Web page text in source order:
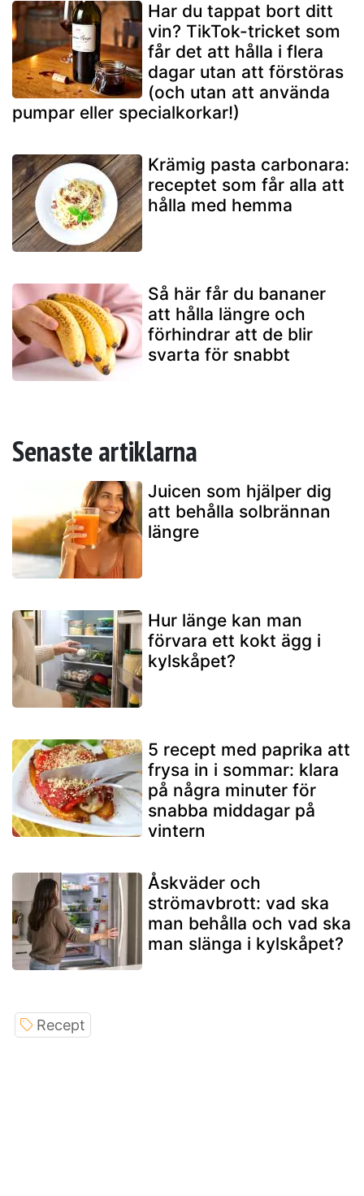
Har du tappat bort ditt
vin? TikTok-tricket som
får det att hålla i flera
dagar utan att förstöras
(och utan att använda
pumpar eller specialkorkar!)
Krämig pasta carbonara:
receptet som får alla att
hålla med hemma
Så här får du bananer
att hålla längre och
förhindrar att de blir
svarta för snabbt
Senaste artiklarna
Juicen som hjälper dig
att behålla solbrännan
längre
Hur länge kan man
förvara ett kokt ägg i
kylskåpet?
5 recept med paprika att
frysa in i sommar: klara
på några minuter för
snabba middagar på
vintern
Åskväder och
strömavbrott: vad ska
man behålla och vad ska
man slänga i kylskåpet?
Recept